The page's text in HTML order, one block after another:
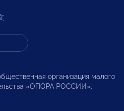
организация малого
«ОПОРА РОССИИ».